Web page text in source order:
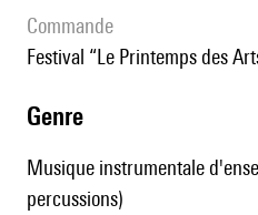
Commande
Festival “Le Printemps des
genre
Musique instrumentale
percussions)